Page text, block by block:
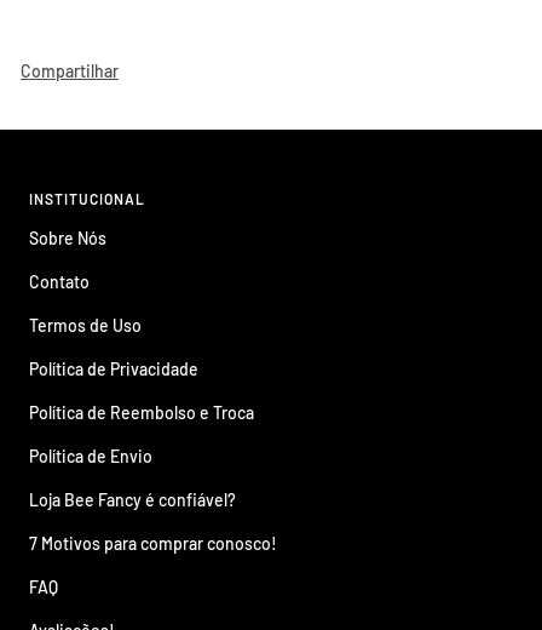
Compartilhar
INSTITUCIONAL
Sobre Nós
Contato
Termos de Uso
Política de Privacidade
Política de Reembolso e Troca
Política de Envio
Loja Bee Fancy é confiável?
7 Motivos para comprar conosco!
FAQ